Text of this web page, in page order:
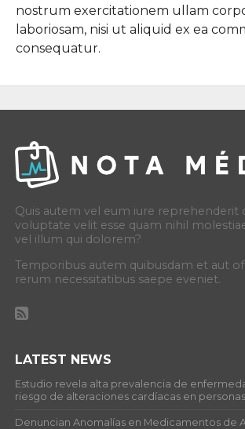
nostrum exercitationem ullam
laboriosam, nisi ut aliquid ex ea
consequatur.
Quis autem vel eum iure reprehenderit
voluptate velit esse quam nihil
vel illum qui dolorem?
Temporibus autem quibusdam et aut
rerum necessitatibus saepe eveniet.
LATEST NEWS
Estudio revela alta prevalencia de
riesgo de alteraciones cardíacas en
Denuncian Anomalías en Medicamentos de